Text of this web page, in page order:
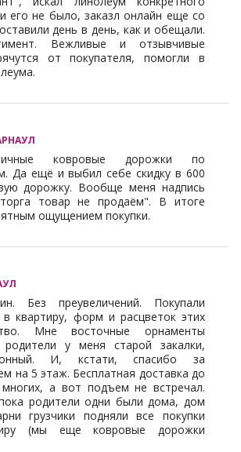
его не было, заказл онлайн еще со
день в день, как и обещали.
Вежливые и отзывчивые
от покупателя, помогли в
ковровые дорожки по
Да ещё и выбил себе скидку в 600
дорожку. Вообще меня надпись
товар не продаём". В итоге
ощущением покупки.
Без преувеличений. Покупали
квартиру, форм и расцветок этих
Мне восточные орнаменты
у меня старой закалки,
И, кстати, спасибо за
на 5 этаж. Бесплатная доставка до
а вот подъем не встречал.
родители одни были дома, дом
грузчики подняли все покупки
(мы еще ковровые дорожки